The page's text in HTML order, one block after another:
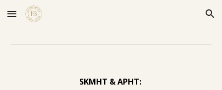
Skip to main content Skip to navigation
SKMHT & APHT: